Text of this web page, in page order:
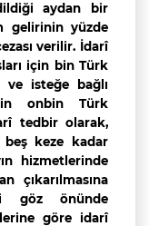
aydan bir
gelirinin yüzde
verilir. İdarî
için bin Türk
ve isteğe bağlı
onbin Türk
tedbir olarak,
beş keze kadar
hizmetlerinde
çıkarılmasına
göz önünde
göre idarî